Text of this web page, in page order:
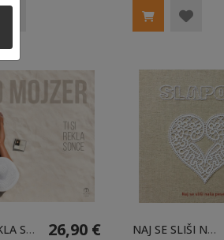
TI SI REKLA SONCE - LP 26,90 € NAJ SE SLIŠI NAŠA PESEM - LP